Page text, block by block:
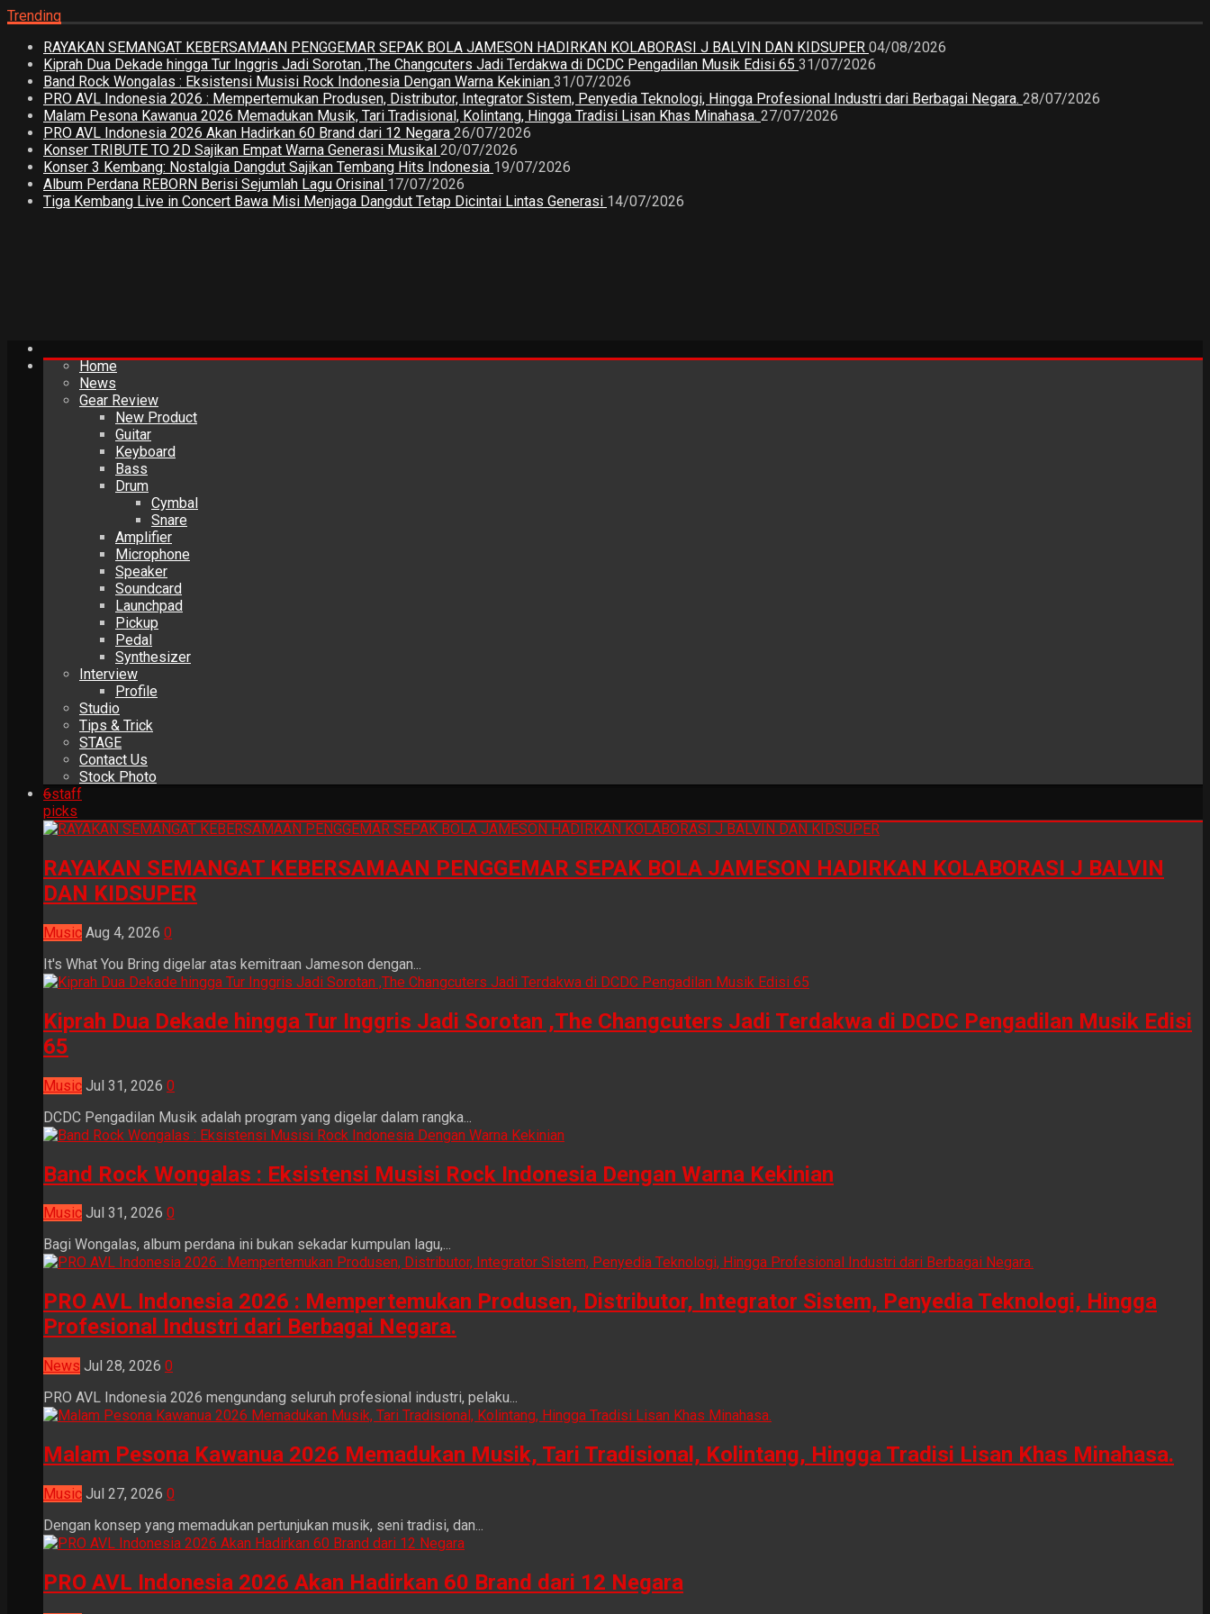
Trending
RAYAKAN SEMANGAT KEBERSAMAAN PENGGEMAR SEPAK BOLA JAMESON HADIRKAN KOLABORASI J BALVIN DAN KIDSUPER 04/08/2026
Kiprah Dua Dekade hingga Tur Inggris Jadi Sorotan ,The Changcuters Jadi Terdakwa di DCDC Pengadilan Musik Edisi 65 31/07/2026
Band Rock Wongalas : Eksistensi Musisi Rock Indonesia Dengan Warna Kekinian 31/07/2026
PRO AVL Indonesia 2026 : Mempertemukan Produsen, Distributor, Integrator Sistem, Penyedia Teknologi, Hingga Profesional Industri dari Berbagai Negara. 28/07/2026
Malam Pesona Kawanua 2026 Memadukan Musik, Tari Tradisional, Kolintang, Hingga Tradisi Lisan Khas Minahasa. 27/07/2026
PRO AVL Indonesia 2026 Akan Hadirkan 60 Brand dari 12 Negara 26/07/2026
Konser TRIBUTE TO 2D Sajikan Empat Warna Generasi Musikal 20/07/2026
Konser 3 Kembang: Nostalgia Dangdut Sajikan Tembang Hits Indonesia 19/07/2026
Album Perdana REBORN Berisi Sejumlah Lagu Orisinal 17/07/2026
Tiga Kembang Live in Concert Bawa Misi Menjaga Dangdut Tetap Dicintai Lintas Generasi 14/07/2026
Home
News
Gear Review
New Product
Guitar
Keyboard
Bass
Drum
Cymbal
Snare
Amplifier
Microphone
Speaker
Soundcard
Launchpad
Pickup
Pedal
Synthesizer
Interview
Profile
Studio
Tips & Trick
STAGE
Contact Us
Stock Photo
6staff
picks
RAYAKAN SEMANGAT KEBERSAMAAN PENGGEMAR SEPAK BOLA JAMESON HADIRKAN KOLABORASI J BALVIN
DAN KIDSUPER
Music Aug 4, 2026 0
It's What You Bring digelar atas kemitraan Jameson dengan...
Kiprah Dua Dekade hingga Tur Inggris Jadi Sorotan ,The Changcuters Jadi Terdakwa di DCDC Pengadilan Musik Edisi
65
Music Jul 31, 2026 0
DCDC Pengadilan Musik adalah program yang digelar dalam rangka...
Band Rock Wongalas : Eksistensi Musisi Rock Indonesia Dengan Warna Kekinian
Music Jul 31, 2026 0
Bagi Wongalas, album perdana ini bukan sekadar kumpulan lagu,...
PRO AVL Indonesia 2026 : Mempertemukan Produsen, Distributor, Integrator Sistem, Penyedia Teknologi, Hingga
Profesional Industri dari Berbagai Negara.
News Jul 28, 2026 0
PRO AVL Indonesia 2026 mengundang seluruh profesional industri, pelaku...
Malam Pesona Kawanua 2026 Memadukan Musik, Tari Tradisional, Kolintang, Hingga Tradisi Lisan Khas Minahasa.
Music Jul 27, 2026 0
Dengan konsep yang memadukan pertunjukan musik, seni tradisi, dan...
PRO AVL Indonesia 2026 Akan Hadirkan 60 Brand dari 12 Negara